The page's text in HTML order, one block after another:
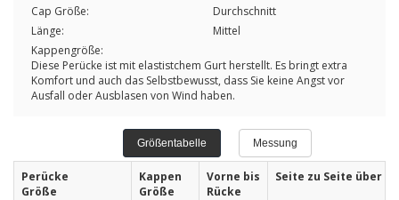
Cap Größe:
Durchschnitt
Länge:
Mittel
Kappengröße:
Diese Perücke ist mit elastistchem Gurt herstellt. Es bringt extra
Komfort und auch das Selbstbewusst, dass Sie keine Angst vor
Ausfall oder Ausblasen von Wind haben.
Größentabelle Messung
Perücke
Größe
Kappen
Größe
Vorne bis
Rücke
Seite zu Seite über